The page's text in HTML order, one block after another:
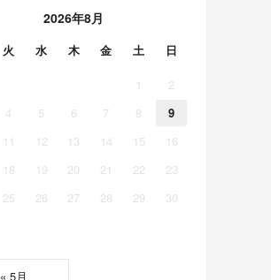
2026年8月
火 水 木 金 土 日
1
2
4 5 6 7 8
9
11 12 13 14 15
16
18 19 20 21 22
23
25 26 27 28 29
30
« 5月